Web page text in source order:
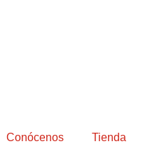
Conócenos Tienda